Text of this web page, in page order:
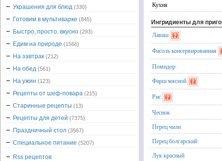
Кухня
Ингридиенты для
Лаваш
Фасоль консервированная
Помидор
Фарш мясной
Рис
Чеснок
Перец чили
Перец болгарский
Лук красный
Украшения для блюд (330)
Готовим в мультиварке (845)
Быстро, просто, вкусно (293)
Едим на природе (1566)
На завтрак (212)
На обед (561)
На ужин (123)
Рецепты от шеф-повара (215)
Старинные рецепты (13)
Рецепты для детей (7375)
Праздничный стол (3567)
Специальное питание (5207)
Rss рецептов